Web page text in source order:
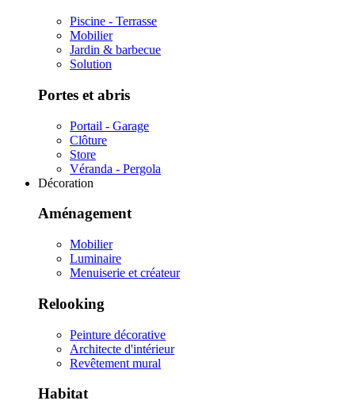
Piscine - Terrasse
Mobilier
Jardin & barbecue
Solution
Portes et abris
Portail - Garage
Clôture
Store
Véranda - Pergola
Décoration
Aménagement
Mobilier
Luminaire
Menuiserie et créateur
Relooking
Peinture décorative
Architecte d'intérieur
Revêtement mural
Habitat